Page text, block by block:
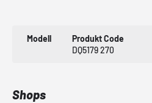
Modell
Produkt Code
DQ5179 270
Shops